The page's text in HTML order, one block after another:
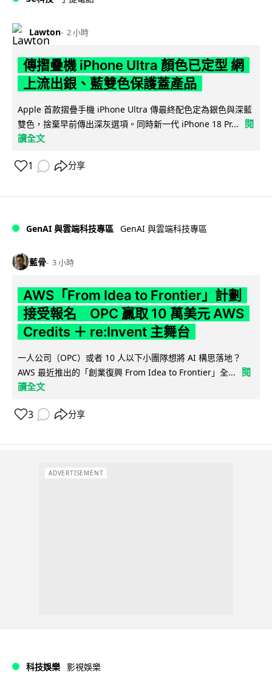
Lawton 2 小時
傳摺疊機 iPhone Ultra 顏色已定型 網
上流出銀、藍雙色保護蓋產品
Apple 首款摺疊手機 iPhone Ultra 傳最終配色定為銀色與深藍
雙色，捨棄早前傳出深灰選項。同時新一代 iPhone 18 Pr...
閱
讀全文
1 分享
GenAI 與雲端科技專區 GenAI 與雲端科技專區
藍骨 3 小時
AWS「From Idea to Frontier」計劃
接受報名 OPC 贏取 10 萬美元 AWS
Credits ＋ re:Invent 主舞台
一人公司（OPC）或者 10 人以下小團隊想將 AI 構思落地？
AWS 最近推出的「創業復興 From Idea to Frontier」全...
閱
讀全文
3 分享
ADVERTISEMENT
科技娛樂 影視娛樂